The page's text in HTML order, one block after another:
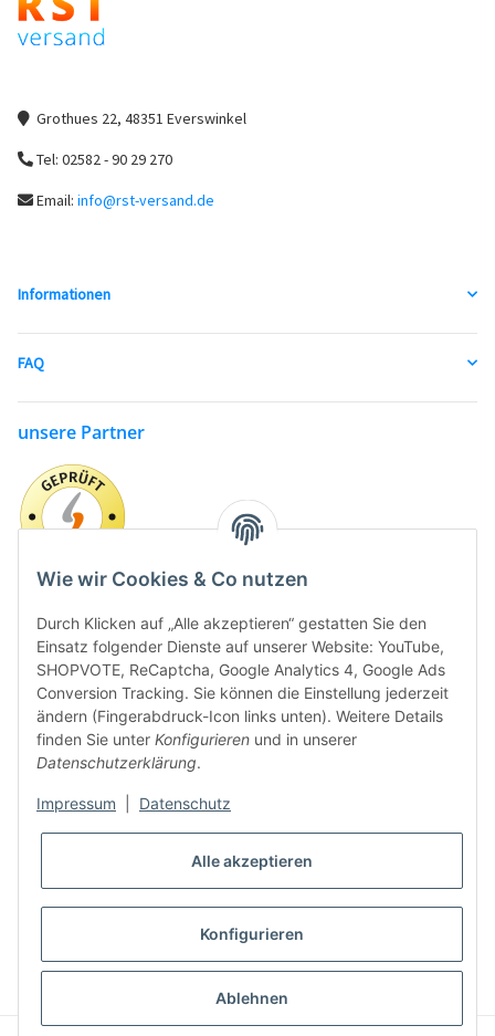
Wie wir Cookies & Co nutzen
Durch Klicken auf „Alle akzeptieren“ gestatten Sie den
Einsatz folgender Dienste auf unserer Website: YouTube,
SHOPVOTE, ReCaptcha, Google Analytics 4, Google Ads
Conversion Tracking. Sie können die Einstellung jederzeit
ändern (Fingerabdruck-Icon links unten). Weitere Details
finden Sie unter Konfigurieren und in unserer
Datenschutzerklärung.
Impressum Datenschutz
Alle akzeptieren
Konfigurieren
Ablehnen
Grothues 22, 48351 Everswinkel
Tel: 02582 - 90 29 270
Email: info@rst-versand.de
Informationen
FAQ
unsere Partner
VERTRAG WIDERRUFEN